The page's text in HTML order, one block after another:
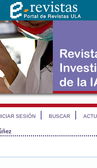
SESIÓN BUSCAR